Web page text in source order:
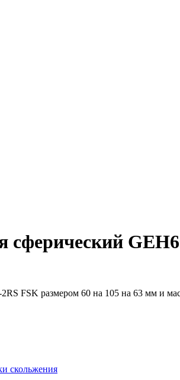
FSK размером 60 на 105 на 63 мм и
скольжения